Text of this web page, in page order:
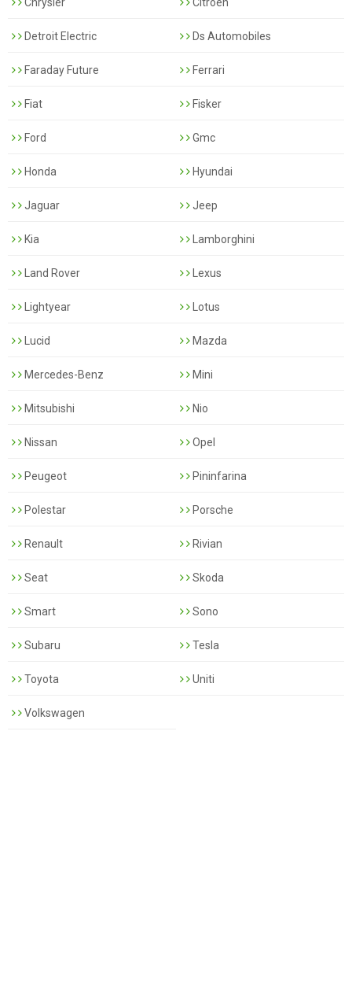
Detroit Electric Ds Automobiles
Faraday Future Ferrari
Fiat Fisker
Ford Gmc
Honda Hyundai
Jaguar Jeep
Kia Lamborghini
Land Rover Lexus
Lightyear Lotus
Lucid Mazda
Mercedes-Benz Mini
Mitsubishi Nio
Nissan Opel
Peugeot Pininfarina
Polestar Porsche
Renault Rivian
Seat Skoda
Smart Sono
Subaru Tesla
Toyota Uniti
Volkswagen